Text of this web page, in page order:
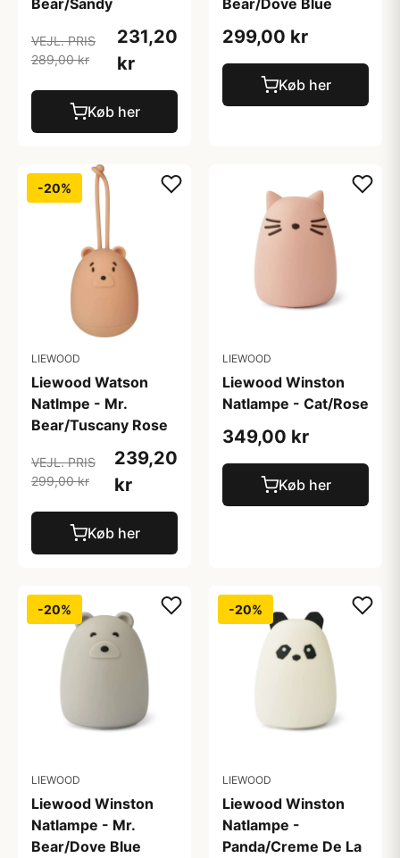
Bear/Sandy
VEJL. PRIS
289,00 kr
231,20
kr
Køb her
Bear/Dove Blue
299,00 kr
Køb her
-20%
LIEWOOD
Liewood Watson
Natlmpe - Mr.
Bear/Tuscany Rose
VEJL. PRIS
299,00 kr
239,20
kr
Køb her
LIEWOOD
Liewood Winston
Natlampe - Cat/Rose
349,00 kr
Køb her
-20%
LIEWOOD
Liewood Winston
Natlampe - Mr.
Bear/Dove Blue
-20%
LIEWOOD
Liewood Winston
Natlampe -
Panda/Creme De La